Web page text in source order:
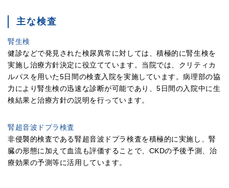
主な検査
腎生検
健診などで発見された検尿異常に対しては、積極的に腎生検を
実施し治療方針決定に役立てています。当院では、クリティカ
ルパスを用いた5日間の検査入院を実施しています。病理部の協
力により腎生検の迅速な診断が可能であり、5日間の入院中に生
検結果と治療方針の説明を行っています。
腎超音波ドプラ検査
非侵襲的検査である腎超音波ドプラ検査を積極的に実施し、腎
臓の形態に加えて血流も評価することで、CKDの予後予測、治
療効果の予測等に活用しています。